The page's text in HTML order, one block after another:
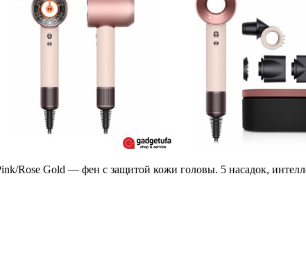
Rose Gold — фен с защитой кожи головы. 5 насадок,